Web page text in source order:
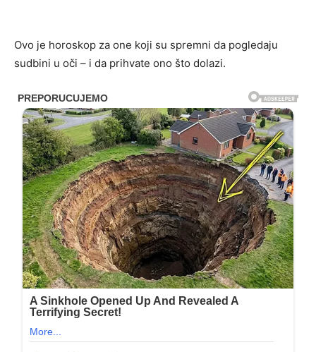
Ovo je horoskop za one koji su spremni da pogledaju
sudbini u oči – i da prihvate ono što dolazi.